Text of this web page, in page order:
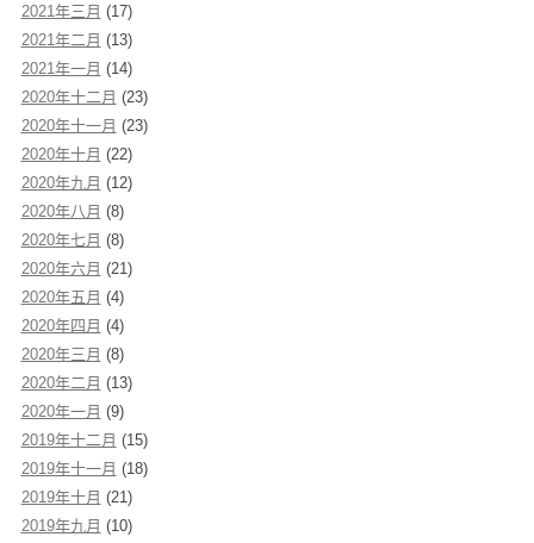
2021年三月 (17)
2021年二月 (13)
2021年一月 (14)
2020年十二月 (23)
2020年十一月 (23)
2020年十月 (22)
2020年九月 (12)
2020年八月 (8)
2020年七月 (8)
2020年六月 (21)
2020年五月 (4)
2020年四月 (4)
2020年三月 (8)
2020年二月 (13)
2020年一月 (9)
2019年十二月 (15)
2019年十一月 (18)
2019年十月 (21)
2019年九月 (10)